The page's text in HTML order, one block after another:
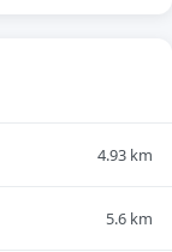
4.93 km
5.6 km